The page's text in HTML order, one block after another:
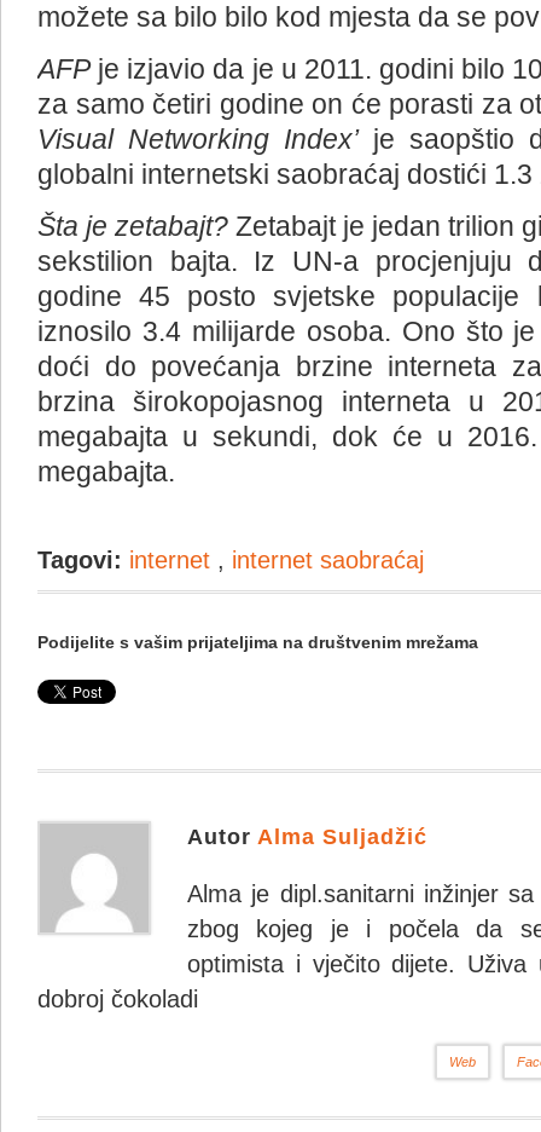
možete sa bilo bilo kod mjesta da se
AFPje izjavio da je u 2011. godini bilo
za samo četiri godine on će porasti za
Visual Networking Index’je saopštio
globalni internetski saobraćaj dostići 1.3
Šta je zetabajt? Zetabajt je jedan trilion
sekstilion bajta. Iz UN-a procjenjuju
godine 45 posto svjetske populacije
iznosilo 3.4 milijarde osoba. Ono što
doći do povećanja brzine interneta
brzina širokopojasnog interneta u
megabajta u sekundi, dok će u
megabajta.
Tagovi: internet , internet saobraćaj
Podijelite s vašim prijateljima na društvenim mrežama
Autor Alma Suljadžić
Alma je dipl.sanitarni inžinjer
zbog kojeg je i počela da
optimista i vječito dijete.
dobroj čokoladi
Web